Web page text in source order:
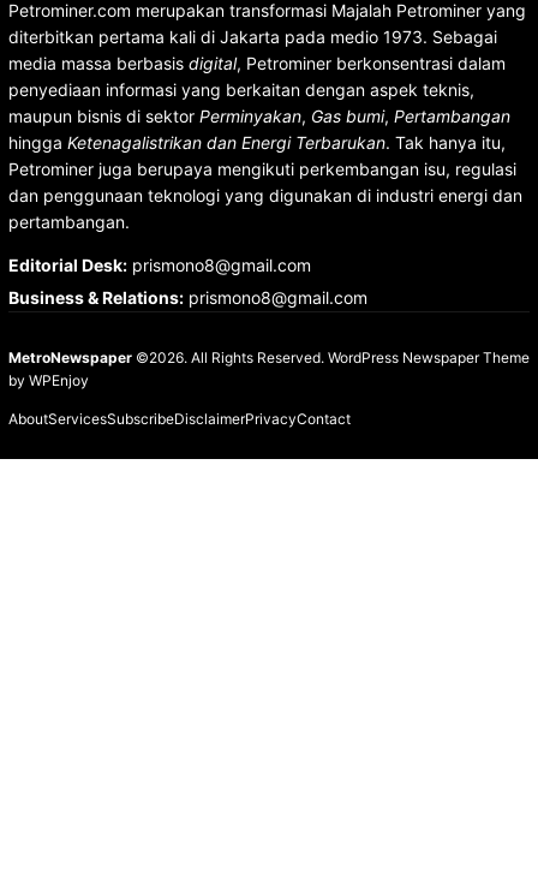
Petrominer.com merupakan transformasi Majalah Petrominer yang
diterbitkan pertama kali di Jakarta pada medio 1973. Sebagai
media massa berbasis digital, Petrominer berkonsentrasi dalam
penyediaan informasi yang berkaitan dengan aspek teknis,
maupun bisnis di sektor Perminyakan, Gas bumi, Pertambangan
hingga Ketenagalistrikan dan Energi Terbarukan. Tak hanya itu,
Petrominer juga berupaya mengikuti perkembangan isu, regulasi
dan penggunaan teknologi yang digunakan di industri energi dan
pertambangan.
Editorial Desk:prismono8@gmail.com
Business & Relations:prismono8@gmail.com
MetroNewspaper©2026. All Rights Reserved. WordPress Newspaper Theme
by WPEnjoy
AboutServicesSubscribeDisclaimerPrivacyContact